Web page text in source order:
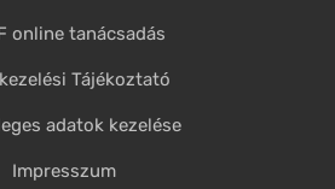
online tanácsadás
Tájékoztató
adatok kezelése
Impresszum